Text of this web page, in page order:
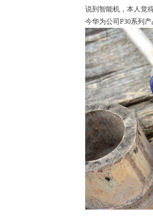
说到智能机，本人觉
今华为公司P30系列